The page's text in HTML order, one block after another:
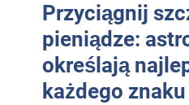
Przyciągnij
pieniądze:
określają
każdego